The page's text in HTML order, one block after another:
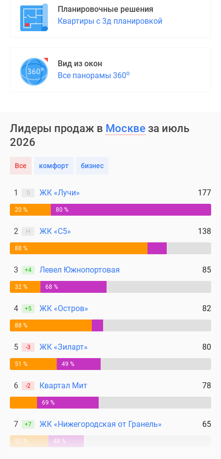
коттеджи
Новой
поселки
Строящиеся
поселки
лесу
поселки
водоема
Коттеджные
поселки
ипотеку
Бизнес-
центры
Скидки
Макс
Планировочные решения
Квартиры с 3д планировкой
Вид из окон
Все панорамы 360о
Лидеры продаж в Москве за июль
2026
Все комфорт бизнес
1 0 ЖК «Лучи» 177
20 % 80 %
2 Н ЖК «С5» 138
88 %
3 +4 Левел Южнопортовая 85
32 % 68 %
4 +5 ЖК «Остров» 82
88 %
5 -3 ЖК «Зиларт» 80
51 % 49 %
6 -2 Квартал Мит 78
69 %
7 +7 ЖК «Нижегородская от Гранель» 65
52 % 48 %